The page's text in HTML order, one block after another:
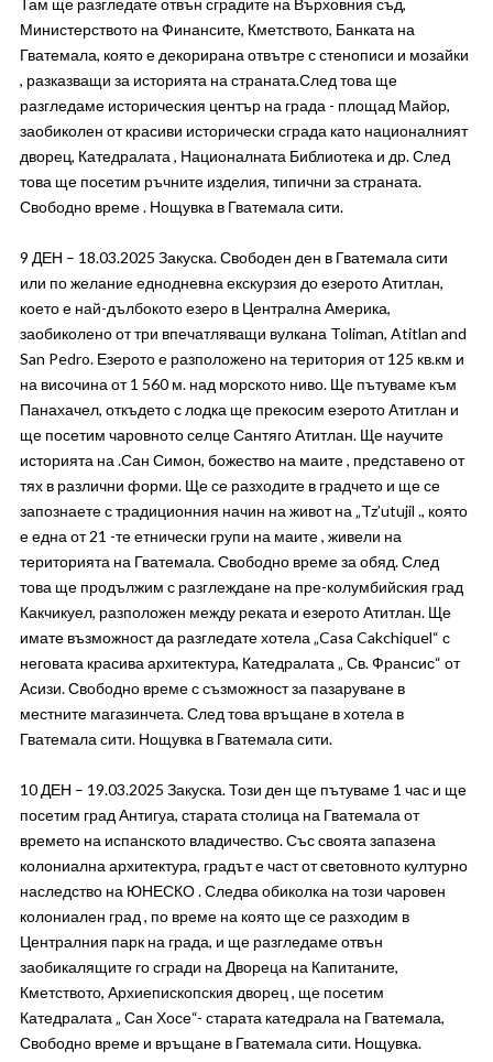
Там ще разгледате отвън сградите на Върховния съд,
Министерството на Финансите, Кметството, Банката на
Гватемала, която е декорирана отвътре с стенописи и мозайки
, разказващи за историята на страната.След това ще
разгледаме историческия център на града - площад Майор,
заобиколен от красиви исторически сграда като националният
дворец, Катедралата , Националната Библиотека и др. След
това ще посетим ръчните изделия, типични за страната.
Свободно време . Нощувка в Гватемала сити.
9 ДЕН – 18.03.2025 Закуска. Свободен ден в Гватемала сити
или по желание еднодневна екскурзия до езерото Атитлан,
което е най-дълбокото езеро в Централна Америка,
заобиколено от три впечатляващи вулкана Toliman, Atitlan and
San Pedro. Езерото е разположено на територия от 125 кв.км и
на височина от 1 560 м. над морското ниво. Ще пътуваме към
Панахачел, откъдето с лодка ще прекосим езерото Атитлан и
ще посетим чаровното селце Сантяго Атитлан. Ще научите
историята на .Сан Симон, божество на маите , представено от
тях в различни форми. Ще се разходите в градчето и ще се
запознаете с традиционния начин на живот на „Tz’utujil ., която
е една от 21 -те етнически групи на маите , живели на
територията на Гватемала. Свободно време за обяд. След
това ще продължим с разглеждане на пре-колумбийския град
Какчикуел, разположен между реката и езерото Атитлан. Ще
имате възможност да разгледате хотела „Casa Cakchiquel“ с
неговата красива архитектура, Катедралата „ Св. Франсис“ от
Асизи. Свободно време с съзможност за пазаруване в
местните магазинчета. След това връщане в хотела в
Гватемала сити. Нощувка в Гватемала сити.
10 ДЕН – 19.03.2025 Закуска. Този ден ще пътуваме 1 час и ще
посетим град Антигуа, старата столица на Гватемала от
времето на испанското владичество. Със своята запазена
колониална архитектура, градът е част от световното културно
наследство на ЮНЕСКО . Следва обиколка на този чаровен
колониален град , по време на която ще се разходим в
Централния парк на града, и ще разгледаме отвън
заобикалящите го сгради на Двореца на Капитаните,
Кметството, Архиепископския дворец , ще посетим
Катедралата „ Сан Хосе“- старата катедрала на Гватемала,
Свободно време и връщане в Гватемала сити. Нощувка.